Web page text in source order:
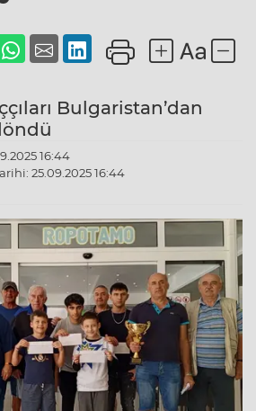
Bulgaristan’dan
16:44
25.09.2025 16:44